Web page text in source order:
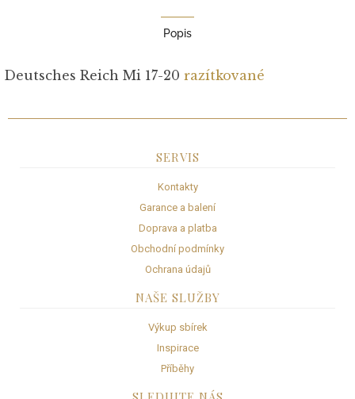
Popis
Deutsches Reich Mi 17-20 razítkované
SERVIS
Kontakty
Garance a balení
Doprava a platba
Obchodní podmínky
Ochrana údajů
NAŠE SLUŽBY
Výkup sbírek
Inspirace
Příběhy